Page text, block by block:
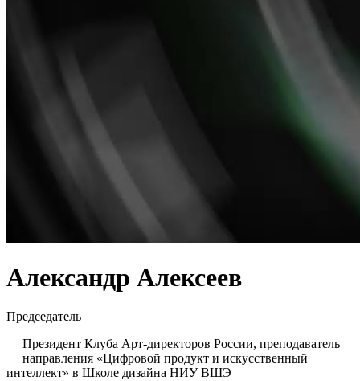
Александр Алексеев
Председатель
Президент Клуба Арт-директоров России, преподаватель
направления «Цифровой продукт и искусственный
интеллект» в Школе дизайна НИУ ВШЭ